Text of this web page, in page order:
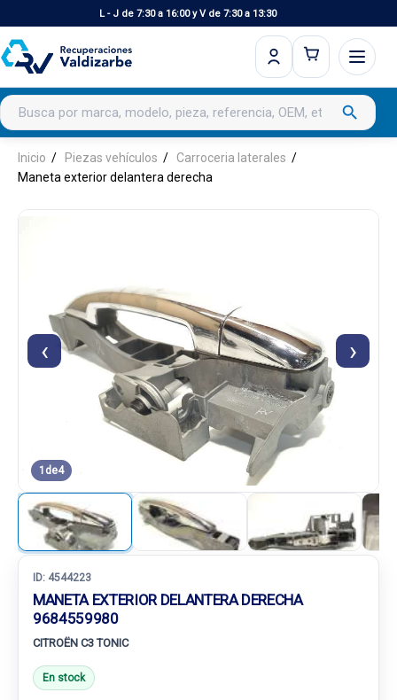
L - J de 7:30 a 16:00 y V de 7:30 a 13:30
Buscar productos search
Inicio Piezas vehículos
Carroceria laterales
Maneta exterior delantera derecha
‹ ›
1 de4
ID: 4544223
MANETA EXTERIOR DELANTERA DERECHA
9684559980
CITROËN C3 TONIC
En stock